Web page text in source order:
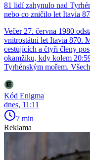
81 lidí zahynulo nad
nebo co zničilo let Itavia
Večer 27. června 1980
vnitrostátní let Itavia 870.
cestujících a čtyři členy
okamžiku, kdy kolem
Tyrhénským mořem.
Kód Enigma
dnes, 11:11
7 min
Reklama